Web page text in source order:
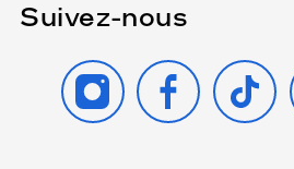
Suivez-nous
INSTAGRAMFACEBOOK
TIKTOK